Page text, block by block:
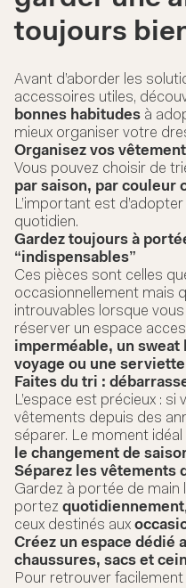
toujours
Avant d’aborder les
accessoires utiles,
bonnes habitudes à
mieux organiser votre
Organisez vos
Vous pouvez choisir de
par saison, par couleur
L’important est
quotidien.
Gardez toujours à
“indispensables”
Ces pièces sont celles
occasionnellement mais
introuvables lorsque
réserver un espace
imperméable, un sweat
voyage ou une
Faites du tri :
L’espace est précieux :
vêtements depuis des
séparer. Le moment
le changement de
Séparez les vêtements
Gardez à portée de main
portez quotidiennement
ceux destinés aux
Créez un espace dédié
chaussures, sacs et
Pour retrouver